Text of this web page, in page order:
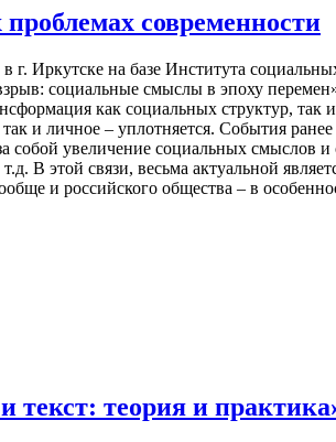
современности
Иркутске на базе Института
социальные смыслы в эпоху
как социальных структур, так
и личное – уплотняется. События
собой увеличение социальных смыслов
В этой связи, весьма актуальной
и российского общества – в
текст: теория и